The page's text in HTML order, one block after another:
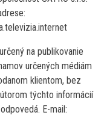
na publikovanie
určených médiám
klientom, bez
týchto informácií
E-mail: